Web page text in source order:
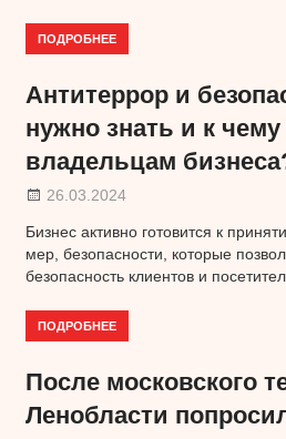
ПОДРОБНЕЕ
Антитеррор и
нужно знать и к чему
владельцам
26.03.2024
Бизнес активно готовится к
мер, безопасности, которые
безопасность клиентов и
ПОДРОБНЕЕ
После московского
Ленобласти